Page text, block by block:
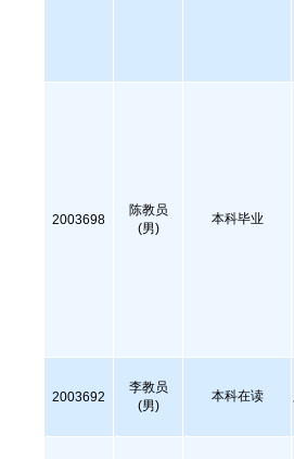
2003698
陈教员
(男)
本科毕业
2003692
李教员
(男)
本科在读